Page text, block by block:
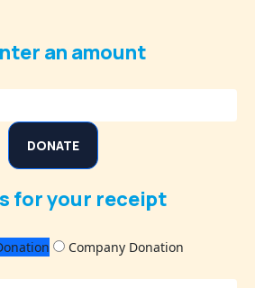
an amount
DONATE
for your receipt
Company Donation